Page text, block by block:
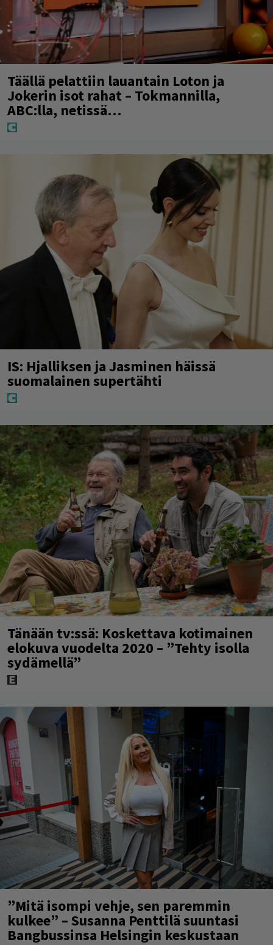
Täällä pelattiin lauantain Loton ja
Jokerin isot rahat – Tokmannilla,
ABC:lla, netissä…
IS: Hjalliksen ja Jasminen häissä
suomalainen supertähti
Tänään tv:ssä: Koskettava kotimainen
elokuva vuodelta 2020 – ”Tehty isolla
sydämellä”
”Mitä isompi vehje, sen paremmin
kulkee” – Susanna Penttilä suuntasi
Bangbussinsa Helsingin keskustaan